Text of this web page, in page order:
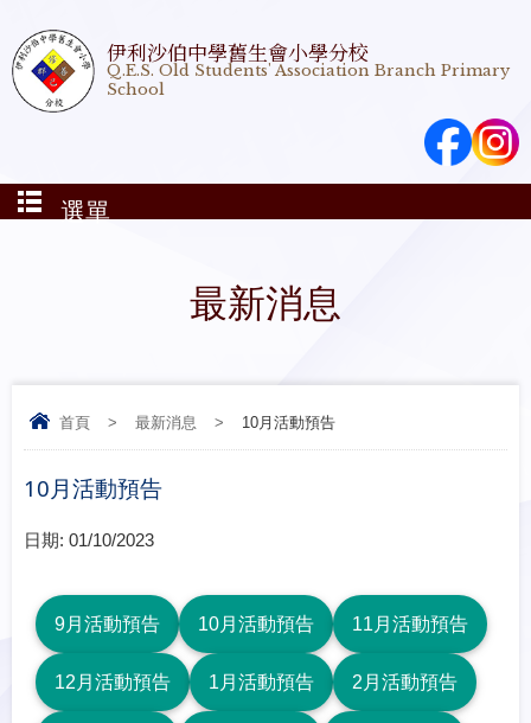
伊利沙伯中學舊生會小學分校
Q.E.S. Old Students' Association Branch Primary
School
選單
最新消息
首頁 > 最新消息 > 10月活動預告
10月活動預告
日期: 01/10/2023
9月活動預告 10月活動預告 11月活動預告
12月活動預告 1月活動預告 2月活動預告